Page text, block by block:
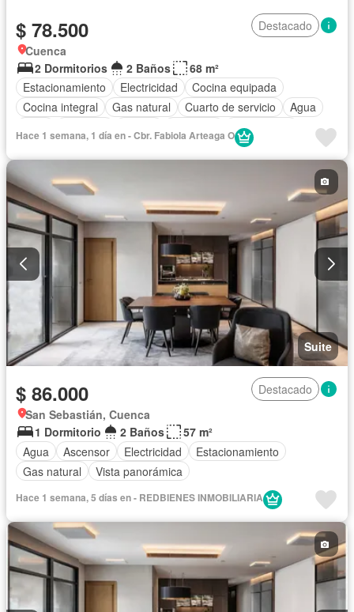
$ 78.500
Destacado
Cuenca
2 Dormitorios
2 Baños
68 m²
Estacionamiento
Electricidad
Cocina equipada
Cocina integral
Gas natural Cuarto de servicio
Agua
Sin amoblar
Hace 1 semana, 1 día en - Cbr. Fabiola Arteaga O
Suite
$ 86.000
Destacado
San Sebastián, Cuenca
1 Dormitorio
2 Baños
57 m²
Agua
Ascensor Electricidad
Estacionamiento
Gas natural
Vista panorámica
Hace 1 semana, 5 días en - REDBIENES INMOBILIARIA